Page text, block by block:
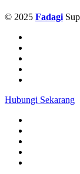
© 2025 Fadagi
Hubungi Sekarang